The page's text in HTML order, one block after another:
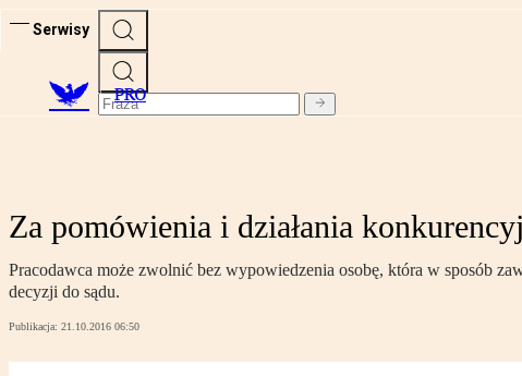
Serwisy
PRO
Za pomówienia i działania
Pracodawca może zwolnić bez wypowiedzenia osobę, która w sposób
decyzji do sądu.
Publikacja: 21.10.2016 06:50